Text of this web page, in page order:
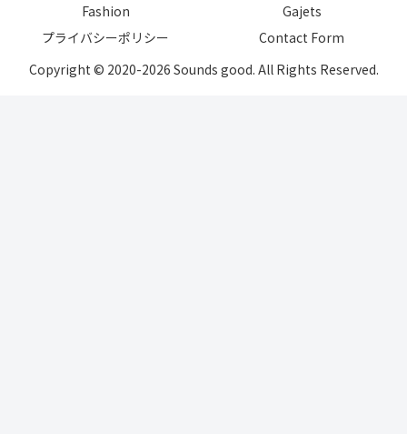
Fashion
Gajets
プライバシーポリシー
Contact Form
Copyright © 2020-2026 Sounds good. All Rights Reserved.